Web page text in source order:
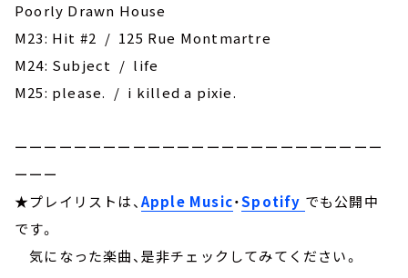
Poorly Drawn House
M23: Hit #2 / 125 Rue Montmartre
M24: Subject / life
M25: please. / i killed a pixie.
ーーーーーーーーーーーーーーーーーーーーーーーーー
ーーー
★プレイリストは、Apple Music・Spotify でも公開中
です。
気になった楽曲、是非チェックしてみてください。